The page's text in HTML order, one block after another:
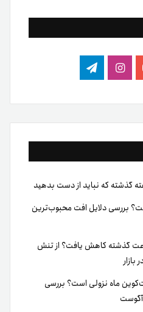
اینستاگرام
تلگرام
بررسی دلایل افت محبوب‌ترین
رمزارزها در ۲۴ ساعت گذشته کاهش یافت؟ از تنش
بازار
ماه نزولی است؟ بررسی